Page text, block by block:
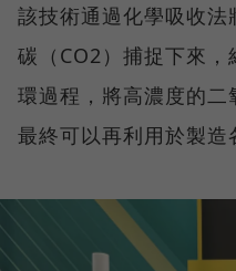
該技術通過化學吸收
碳（CO2）捕捉下來
環過程，將高濃度的二
最終可以再利用於製造